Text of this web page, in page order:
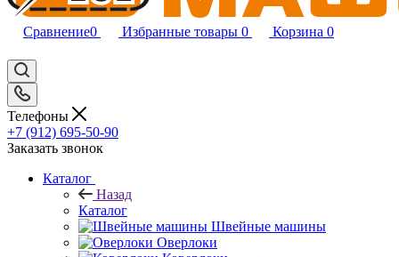
Сравнение0 Избранные товары 0 Корзина 0
Телефоны
+7 (912) 695-50-90
Заказать звонок
Каталог
Назад
Каталог
Швейные машины
Оверлоки